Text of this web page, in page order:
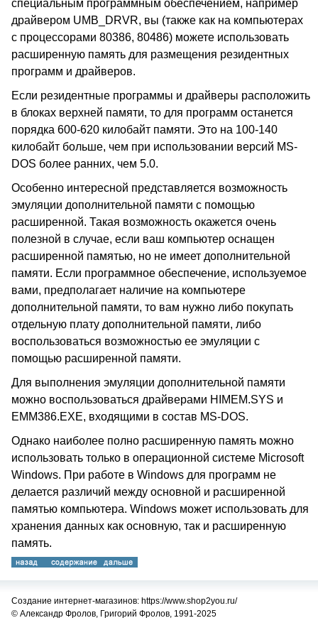
специальным программным обеспечением, например
драйвером UMB_DRVR, вы (также как на компьютерах
с процессорами 80386, 80486) можете использовать
расширенную память для размещения резидентных
программ и драйверов.
Если резидентные программы и драйверы расположить
в блоках верхней памяти, то для программ останется
порядка 600-620 килобайт памяти. Это на 100-140
килобайт больше, чем при использовании версий MS-
DOS более ранних, чем 5.0.
Особенно интересной представляется возможность
эмуляции дополнительной памяти с помощью
расширенной. Такая возможность окажется очень
полезной в случае, если ваш компьютер оснащен
расширенной памятью, но не имеет дополнительной
памяти. Если программное обеспечение, используемое
вами, предполагает наличие на компьютере
дополнительной памяти, то вам нужно либо покупать
отдельную плату дополнительной памяти, либо
воспользоваться возможностью ее эмуляции с
помощью расширенной памяти.
Для выполнения эмуляции дополнительной памяти
можно воспользоваться драйверами HIMEM.SYS и
EMM386.EXE, входящими в состав MS-DOS.
Однако наиболее полно расширенную память можно
использовать только в операционной системе Microsoft
Windows. При работе в Windows для программ не
делается различий между основной и расширенной
памятью компьютера. Windows может использовать для
хранения данных как основную, так и расширенную
память.
Создание интернет-магазинов: https://www.shop2you.ru/
© Александр Фролов, Григорий Фролов, 1991-2025